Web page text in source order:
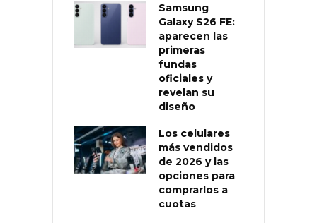
Samsung
Galaxy S26 FE:
aparecen las
primeras
fundas
oficiales y
revelan su
diseño
Los celulares
más vendidos
de 2026 y las
opciones para
comprarlos a
cuotas